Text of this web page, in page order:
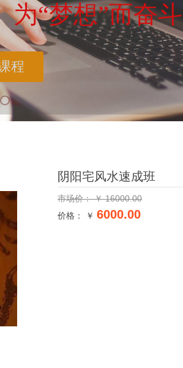
“梦想”而奋斗
程
阴阳宅风水速成班
市场价：￥16000.00
价格： ￥ 6000.00